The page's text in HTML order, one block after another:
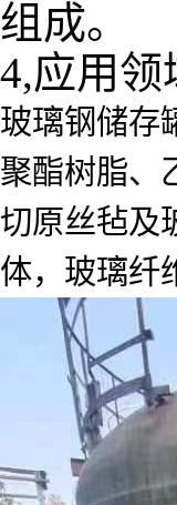
组成。
4,应用领
玻璃钢储存
聚酯树脂、
切原丝毡及
体，玻璃纤